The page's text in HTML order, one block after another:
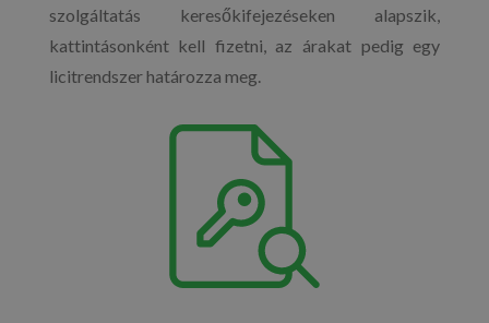
szolgáltatás keresőkifejezéseken alapszik,
kattintásonként kell fizetni, az árakat pedig egy
licitrendszer határozza meg.